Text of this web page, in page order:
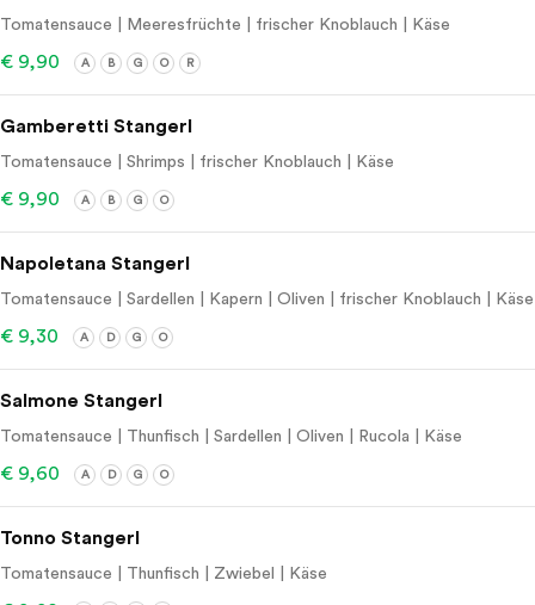
Tomatensauce | Meeresfrüchte | frischer Knoblauch | Käse
€ 9,90 A B G O R
Gamberetti Stangerl
Tomatensauce | Shrimps | frischer Knoblauch | Käse
€ 9,90 A B G O
Napoletana Stangerl
Tomatensauce | Sardellen | Kapern | Oliven | frischer Knoblauch | Käse
€ 9,30 A D G O
Salmone Stangerl
Tomatensauce | Thunfisch | Sardellen | Oliven | Rucola | Käse
€ 9,60 A D G O
Tonno Stangerl
Tomatensauce | Thunfisch | Zwiebel | Käse